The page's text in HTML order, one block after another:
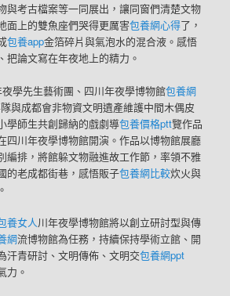
與考古檔案等一同展出，讓同窗們清楚文物
面上的雙魚座們哭得更厲害包養網心得了，
包養app金箔碎片與氣泡水的混合液。感悟
把論文寫在年夜地上的精力。
學先生藝術團、四川年夜學博物館包養網
與成都會非物資文明遺產維護中間木偶皮
學師生共創歸納的戲劇導包養價格ptt覽作品
四川年夜學博物館開演。作品以博物館展廳
編排，將館躲文物融進故工作節，率領不雅
的老成都街巷，感悟販子包養網比較炊火與
養女人川年夜學博物館將以創立研討型與傳
網流博物館為任務，持續保持學術立館、開
汗青研討、文明傳佈、文明交包養網ppt
力。